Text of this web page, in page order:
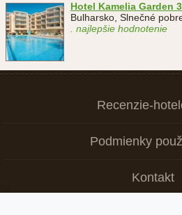
Hotel Kamelia Garden
Bulharsko, Slnečné
. najlepšie hodnotenie
Recenzie-
Podmienky
Kontakt